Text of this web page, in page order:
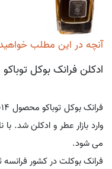
آنچه در این مطلب
ادکلن فرانک بوکل توباکو
فرانک بوکل توباکو محصول 2014 است. این عطر توسط برند
می شود.
فرانک بوکلت در کشور